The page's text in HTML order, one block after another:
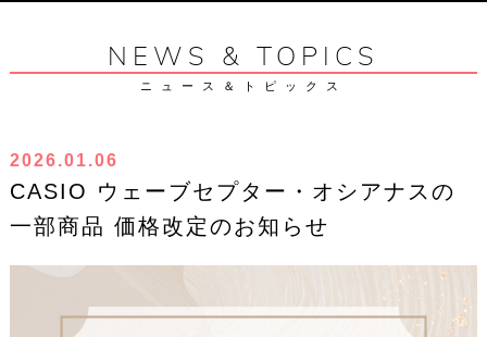
NEWS & TOPICS
ニュース＆トピックス
2026.01.06
CASIO ウェーブセプター・オシアナスの
一部商品 価格改定のお知らせ